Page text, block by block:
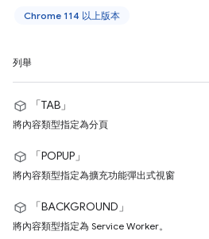
Chrome 114 以上版本
列舉
「TAB」
將內容類型指定為分頁
「POPUP」
將內容類型指定為擴充功能彈出式視窗
「BACKGROUND」
將內容類型指定為 Service Worker。